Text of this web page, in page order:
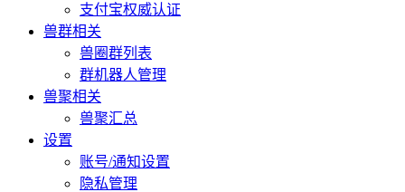
支付宝权威认证
兽群相关
兽圈群列表
群机器人管理
兽聚相关
兽聚汇总
设置
账号/通知设置
隐私管理